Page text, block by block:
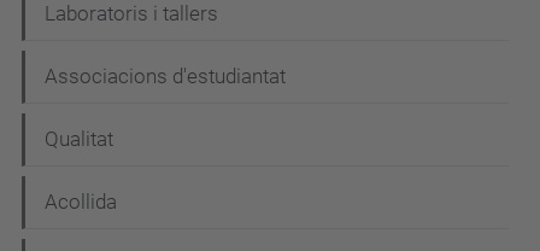
Laboratoris i tallers
Associacions d'estudiantat
Qualitat
Acollida